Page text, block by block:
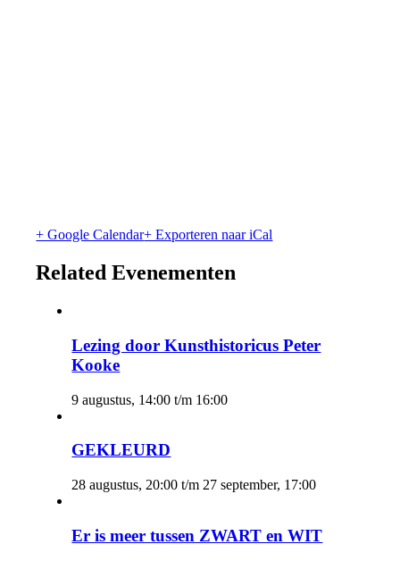
+ Google Calendar+ Exporteren naar iCal
Related Evenementen
Lezing door Kunsthistoricus Peter
Kooke
9 augustus, 14:00 t/m 16:00
GEKLEURD
28 augustus, 20:00 t/m 27 september, 17:00
Er is meer tussen ZWART en WIT